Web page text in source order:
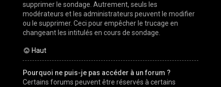
supprimer le sondage. Autrement, seuls les
modérateurs et les administrateurs peuvent le modifier
ou le supprimer. Ceci pour empêcher le trucage en
changeant les intitulés en cours de sondage.
Haut
Pourquoi ne puis-je pas accéder à un forum ?
Certains forums peuvent être réservés à certains